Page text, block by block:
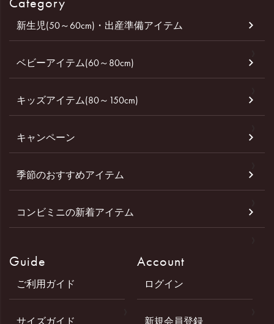
新生児(50～60cm)・出産準備アイテム
ベビーアイテム(60～80cm)
キッズアイテム(80～150cm)
キャンペーン
季節のおすすめアイテム
コンビミニの新着アイテム
Guide
ご利用ガイド
サイズガイド
Account
ログイン
新規会員登録